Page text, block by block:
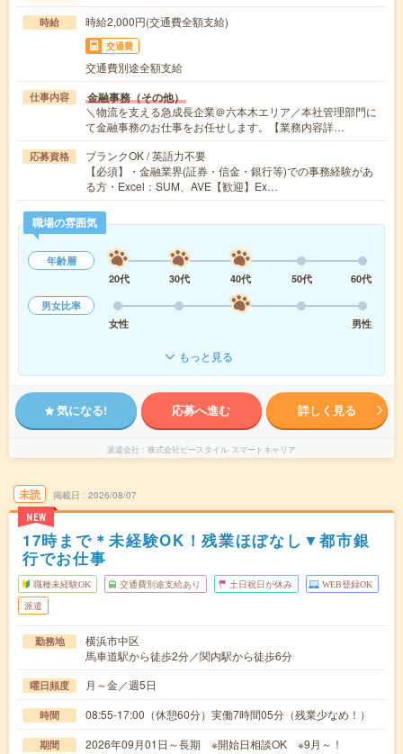
時給 時給2,000円(交通費全額支給)
交通費
交通費別途全額支給
仕事内容 金融事務（その他）
＼物流を支える急成長企業＠六本木エリア／本社管理部門に
て金融事務のお仕事をお任せします。【業務内容詳…
応募資格
ブランクOK / 英語力不要
【必須】・金融業界(証券・信金・銀行等)での事務経験があ
る方・Excel：SUM、AVE【歓迎】Ex…
職場の雰囲気
年齢層
20代
30代 40代 50代
60代
男女比率
女性
男性
もっと見る
気になる! 応募へ進む 詳しく見る
派遣会社 株式会社ビースタイル スマートキャリア
未読
NEW
掲載日 2026/08/07
17時まで＊未経験OK！残業ほぼなし▼都市銀
行でお仕事
職種未経験OK 交通費別途支給あり 土日祝日が休み WEB登録OK
派遣
勤務地
横浜市中区
馬車道駅から徒歩2分／関内駅から徒歩6分
曜日頻度 月～金／週5日
時間 08:55-17:00（休憩60分）実働7時間05分（残業少なめ！）
期間 2026年09月01日～長期 ※開始日相談OK ※9月～！